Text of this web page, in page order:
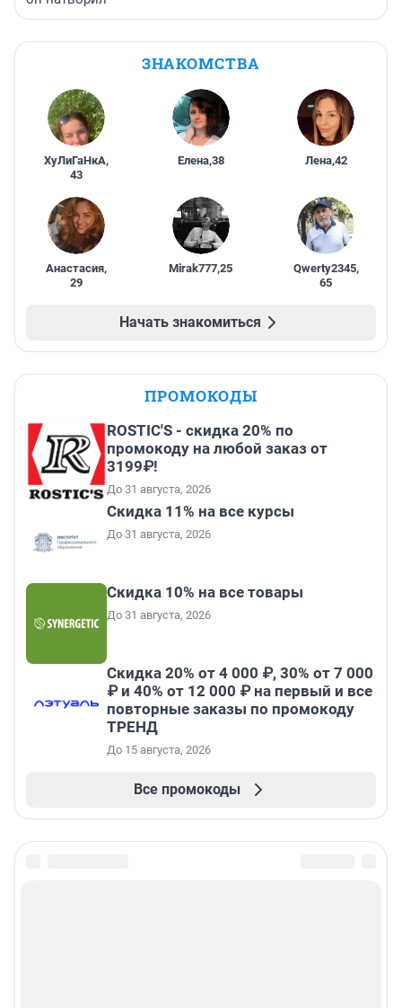
ЗНАКОМСТВА
ХуЛиГаНкА,
43
Елена,38 Лена,42
Анастасия,
29
Mirak777,25 Qwerty2345,
65
Начать знакомиться
ПРОМОКОДЫ
ROSTIC'S - скидка 20% по
промокоду на любой заказ от
3199₽!
До 31 августа, 2026
Скидка 11% на все курсы
До 31 августа, 2026
Скидка 10% на все товары
До 31 августа, 2026
Скидка 20% от 4 000 ₽, 30% от 7 000
₽ и 40% от 12 000 ₽ на первый и все
повторные заказы по промокоду
ТРЕНД
До 15 августа, 2026
Все промокоды